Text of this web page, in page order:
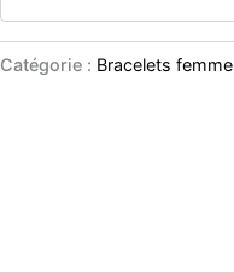
Catégorie : Bracelets femme